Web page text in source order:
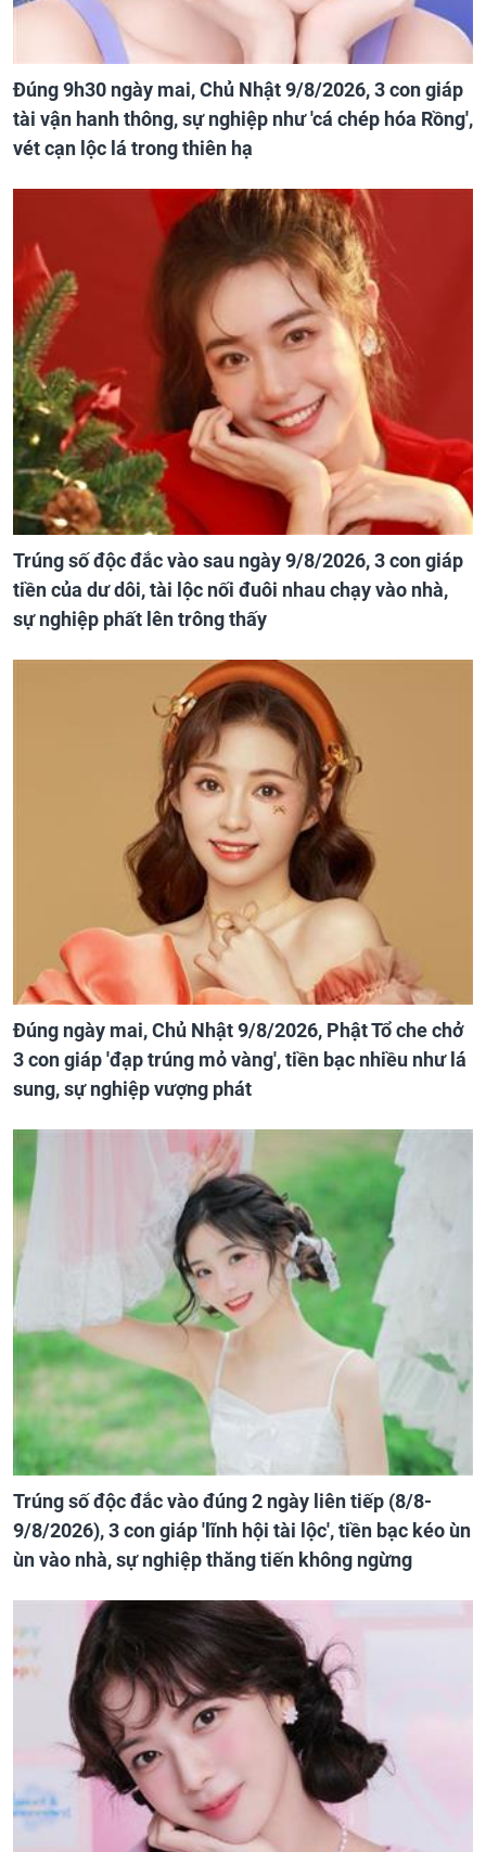
Đúng 9h30 ngày mai, Chủ Nhật 9/8/2026, 3 con giáp
tài vận hanh thông, sự nghiệp như 'cá chép hóa Rồng',
vét cạn lộc lá trong thiên hạ
Trúng số độc đắc vào sau ngày 9/8/2026, 3 con giáp
tiền của dư dôi, tài lộc nối đuôi nhau chạy vào nhà,
sự nghiệp phất lên trông thấy
Đúng ngày mai, Chủ Nhật 9/8/2026, Phật Tổ che chở
3 con giáp 'đạp trúng mỏ vàng', tiền bạc nhiều như lá
sung, sự nghiệp vượng phát
Trúng số độc đắc vào đúng 2 ngày liên tiếp (8/8-
9/8/2026), 3 con giáp 'lĩnh hội tài lộc', tiền bạc kéo ùn
ùn vào nhà, sự nghiệp thăng tiến không ngừng